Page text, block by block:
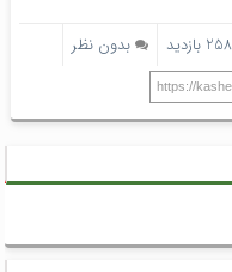
بدون نظر
https://